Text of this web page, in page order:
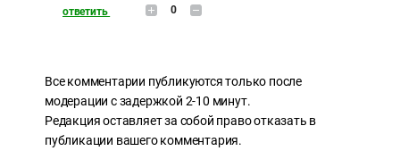
ответить 0
Все комментарии публикуются только после
модерации с задержкой 2-10 минут.
Редакция оставляет за собой право отказать в
публикации вашего комментария.